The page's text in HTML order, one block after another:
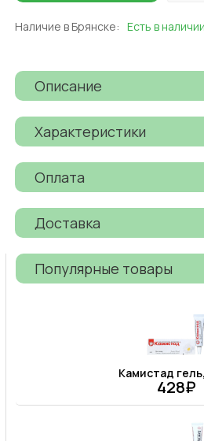
Наличие в Брянске: Есть в наличии
Описание
Характеристики
Оплата
Доставка
Популярные товары
Камистад
428₽